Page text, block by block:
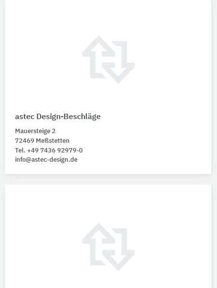
astec Design-Beschläge
Mauersteige 2
72469 Meßstetten
Tel. +49 7436 92979-0
info@astec-design.de